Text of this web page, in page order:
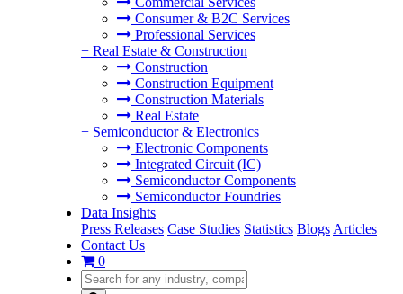
Consumer & B2C Services
Professional Services
+ Real Estate & Construction
Construction
Construction Equipment
Construction Materials
Real Estate
+ Semiconductor & Electronics
Electronic Components
Integrated Circuit (IC)
Semiconductor Components
Semiconductor Foundries
Data Insights
Press Releases Case Studies Statistics Blogs Articles
Contact Us
0